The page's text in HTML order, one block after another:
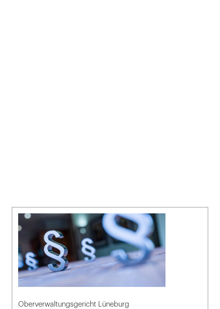
Oberverwaltungsgericht Lüneburg